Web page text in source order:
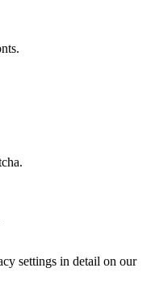
settings in detail on our